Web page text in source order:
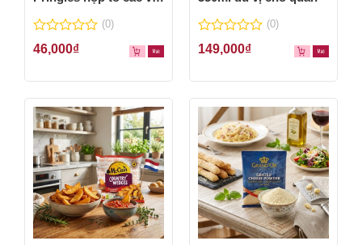
thơm ngon
0
out
5
(0)
46,000₫
0
out
5
(0)
149,000₫